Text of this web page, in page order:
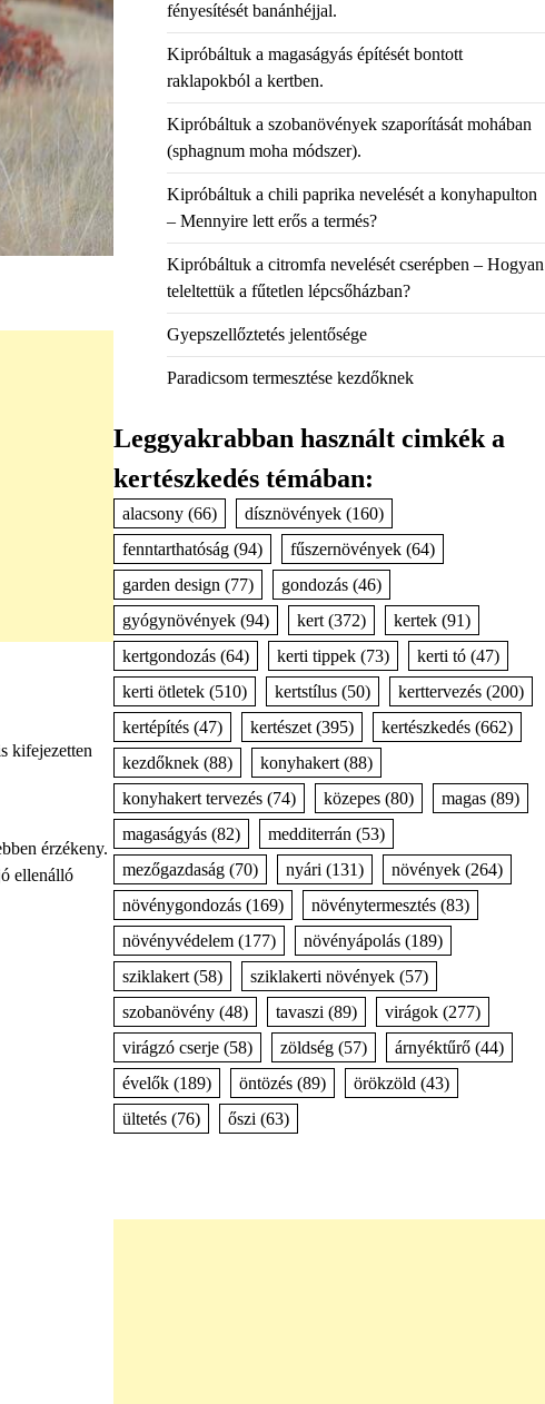
kifejezetten
érzékeny.
ellenálló
fényesítését banánhéjjal.
Kipróbáltuk a magaságyás építését bontott
raklapokból a kertben.
Kipróbáltuk a szobanövények szaporítását mohában
(sphagnum moha módszer).
Kipróbáltuk a chili paprika nevelését a konyhapulton
– Mennyire lett erős a termés?
Kipróbáltuk a citromfa nevelését cserépben – Hogyan
teleltettük a fűtetlen lépcsőházban?
Gyepszellőztetés jelentősége
Paradicsom termesztése kezdőknek
Leggyakrabban használt cimkék a
kertészkedés témában:
alacsony(66) dísznövények(160)
fenntarthatóság(94) fűszernövények(64)
garden design (77) gondozás(46)
gyógynövények(94) kert(372) kertek(91)
kertgondozás(64) kerti tippek(73) kerti tó(47)
kerti ötletek(510) kertstílus(50) kerttervezés(200)
kertépítés(47) kertészet(395) kertészkedés(662)
kezdőknek(88) konyhakert(88)
konyhakert tervezés(74) közepes(80) magas(89)
magaságyás(82) medditerrán (53)
mezőgazdaság(70) nyári (131) növények(264)
növénygondozás(169) növénytermesztés(83)
növényvédelem(177) növényápolás(189)
sziklakert(58) sziklakerti növények(57)
szobanövény(48) tavaszi (89) virágok(277)
virágzó cserje(58) zöldség(57) árnyéktűrő(44)
évelők(189) öntözés(89) örökzöld (43)
ültetés(76) őszi (63)